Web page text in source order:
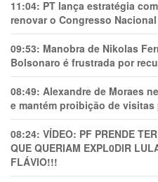
11:04: PT lança estratégia
renovar o Congresso Nacional
09:53: Manobra de Nikolas
Bolsonaro é frustrada por
08:49: Alexandre de Moraes
e mantém proibição de
08:24: VÍDEO: PF PRENDE
QUE QUERIAM EXPL0DlR
FLÁVIO!!!